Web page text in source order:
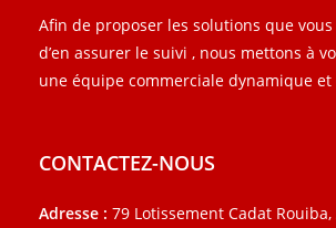
Afin de proposer les solutions que
d’en assurer le suivi , nous mettons à
une équipe commerciale dynamique
CONTACTEZ-NOUS
Adresse : 79 Lotissement Cadat